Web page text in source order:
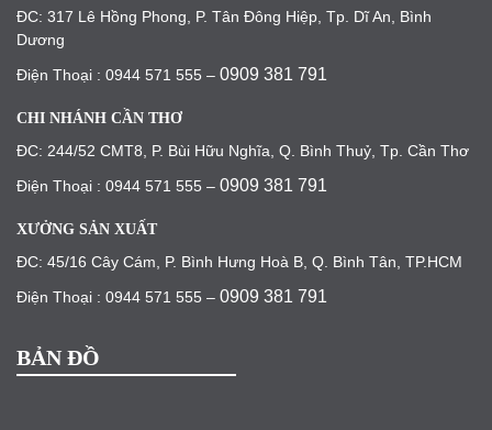
ĐC: 317 Lê Hồng Phong, P. Tân Đông Hiệp, Tp. Dĩ An, Bình
Dương
Điện Thoại : 0944 571 555 – 0909 381 791
CHI NHÁNH CẦN THƠ
ĐC: 244/52 CMT8, P. Bùi Hữu Nghĩa, Q. Bình Thuỷ, Tp. Cần Thơ
Điện Thoại : 0944 571 555 – 0909 381 791
XƯỞNG SẢN XUẤT
ĐC: 45/16 Cây Cám, P. Bình Hưng Hoà B, Q. Bình Tân, TP.HCM
Điện Thoại : 0944 571 555 – 0909 381 791
BẢN ĐỒ